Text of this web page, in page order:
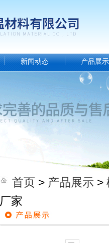
新闻动态 产品展示
首页 > 产品展示 >
厂家